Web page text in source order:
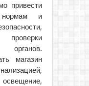
привести
и
магазин